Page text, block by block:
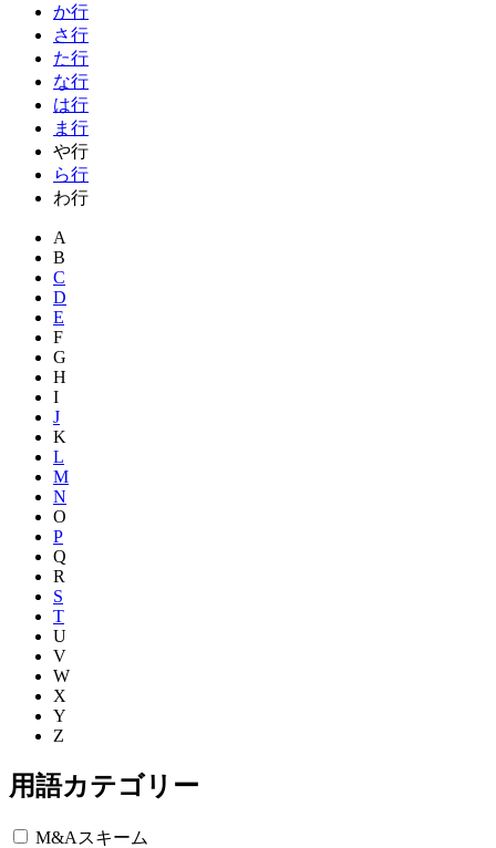
か行
さ行
た行
な行
は行
ま行
や行
ら行
わ行
A
B
C
D
E
F
G
H
I
J
K
L
M
N
O
P
Q
R
S
T
U
V
W
X
Y
Z
用語カテゴリー
M&Aスキーム